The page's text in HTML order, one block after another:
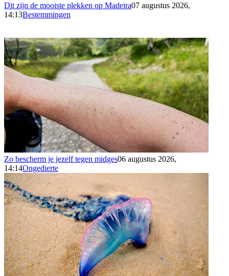
Dit zijn de mooiste plekken op Madeira07 augustus 2026,
14:13Bestemmingen
Zo bescherm je jezelf tegen midges06 augustus 2026,
14:14Ongedierte